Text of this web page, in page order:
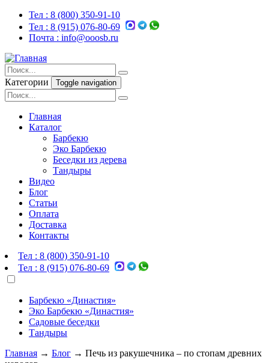
Тел : 8 (800) 350-91-10
Тел : 8 (915) 076-80-69
Почта : info@ooosb.ru
Категории Toggle navigation
Главная
Каталог
Барбекю
Эко Барбекю
Беседки из дерева
Тандыры
Видео
Блог
Статьи
Оплата
Доставка
Контакты
Тел : 8 (800) 350-91-10
Тел : 8 (915) 076-80-69
Барбекю «Династия»
Эко Барбекю «Династия»
Садовые беседки
Тандыры
Главная → Блог → Печь из ракушечника – по стопам древних